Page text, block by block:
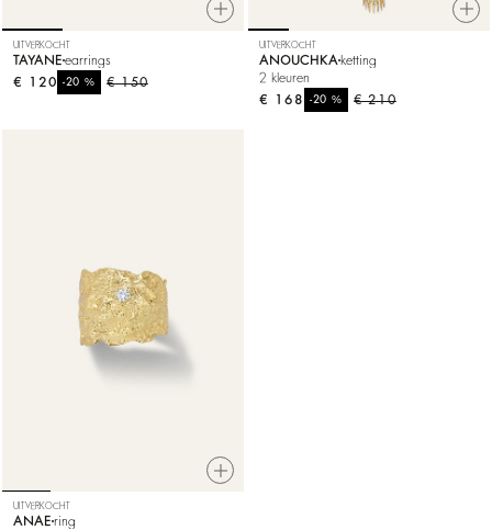
UITVERKOCHT
TAYANE earrings
€ 150
-20%
€ 120
UITVERKOCHT
ANOUCHKA ketting
2 kleuren
€ 210
-20%
€ 168
UITVERKOCHT
ANAE ring